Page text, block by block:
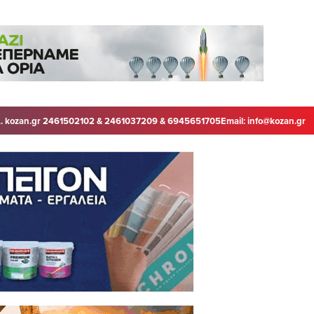
kozan.gr 2461502102 & 2461037209 & 6945651705Email:info@kozan.gr